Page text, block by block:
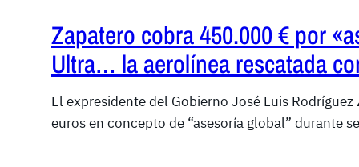
Zapatero cobra 450.000 € por
Ultra… la aerolínea rescatada
El expresidente del Gobierno José Luis
euros en concepto de “asesoría global” durante